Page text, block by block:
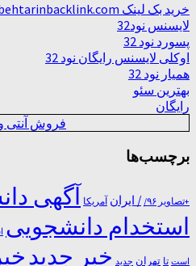
خرید بک لینک behtarinbacklink.com
لایسنس نود32
پسورد نود 32
اوکلی لایسنس رایگان نود 32
همیار نود 32
بهترین سئو
رایگان
فروش آنتی
برچسب‌ها
+تصاویر ۹۶/ / ایران آمریکا آگهی
استخدام دانشجویی
است تا تهران جدید خبر جدید